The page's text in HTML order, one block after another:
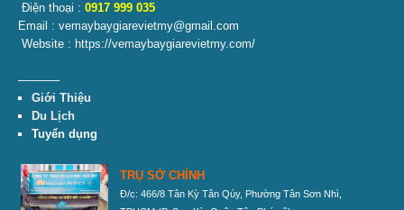
Điện thoại : 0917 999 035
Email : vemaybaygiarevietmy@gmail.com
Website : https://vemaybaygiarevietmy.com/
———–
Giới Thiệu
Du Lịch
Tuyển dụng
TRỤ SỞ CHÍNH
Đ/c: 466/8 Tân Kỳ Tân Qúy, Phường Tân Sơn Nhì,